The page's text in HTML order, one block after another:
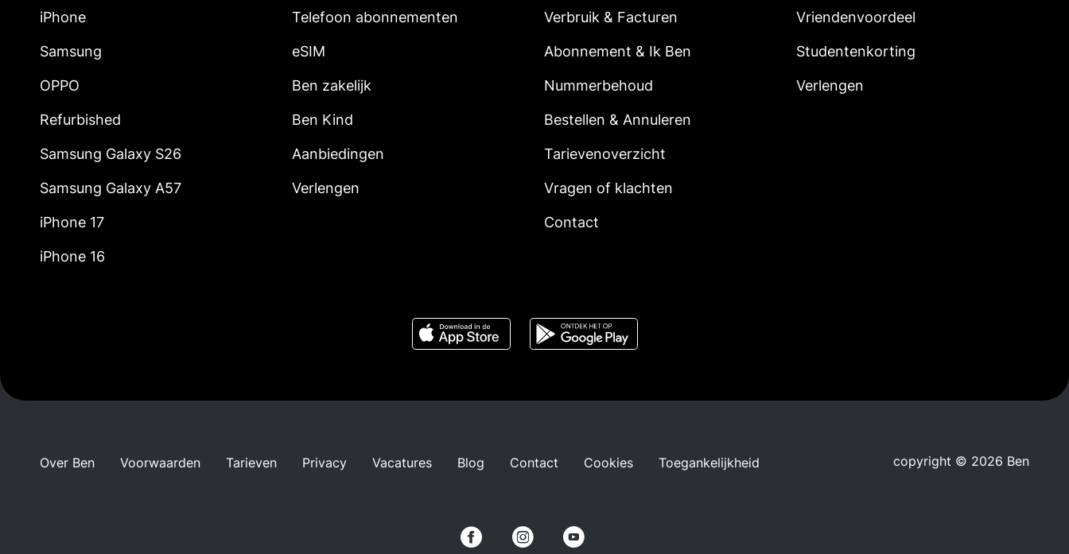
iPhone
Samsung
OPPO
Refurbished
Samsung Galaxy S26
Samsung Galaxy A57
iPhone 17
iPhone 16
Telefoon abonnementen
eSIM
Ben zakelijk
Ben Kind
Aanbiedingen
Verlengen
Verbruik & Facturen
Abonnement & Ik Ben
Nummerbehoud
Bestellen & Annuleren
Tarievenoverzicht
Vragen of klachten
Contact
Vriendenvoordeel
Studentenkorting
Verlengen
Over Ben Voorwaarden Tarieven Privacy Vacatures Blog Contact Cookies Toegankelijkheid copyright © 2026 Ben